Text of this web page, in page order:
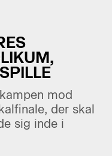
mod
der skal
sig inde i